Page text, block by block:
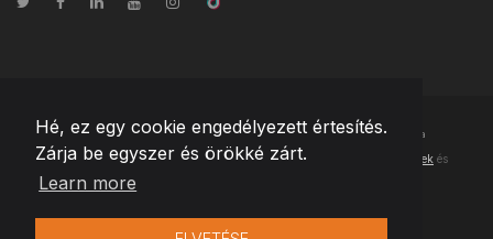
Hé, ez egy cookie engedélyezett értesítés.
Zárja be egyszer és örökké zárt.
Learn more
© Szerzői jog2026 Team Extension Hungary- Minden jog fenntartva
Changelog ● Ezen webhely használatával elfogadja Használati feltételek és